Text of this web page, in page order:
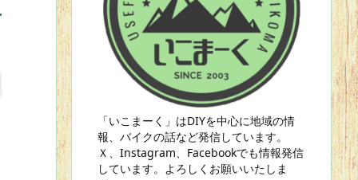
「いこまーく」はDIYを中心に地域の情
報、バイクの話など発信しています。
Ｘ、Instagram、Facebookでも情報発信
しています。よろしくお願いいたしま